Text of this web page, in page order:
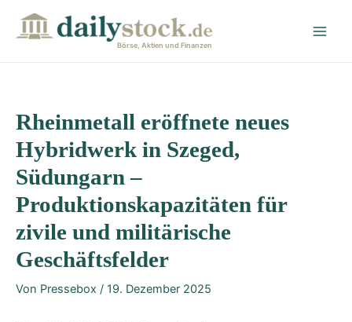
Börse, Aktien und Finanzen
Rheinmetall eröffnete neues
Hybridwerk in Szeged,
Südungarn –
Produktionskapazitäten für
zivile und militärische
Geschäftsfelder
Von Pressebox / 19. Dezember 2025